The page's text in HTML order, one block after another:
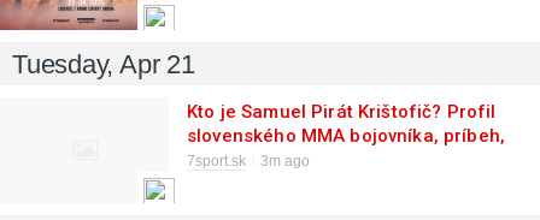
Tuesday, Apr 21
Kto je Samuel Pirát Krištofič? Profil
slovenského MMA bojovníka, príbeh,
kariéra, bilancia a zápasy
7sport.sk 3m ago